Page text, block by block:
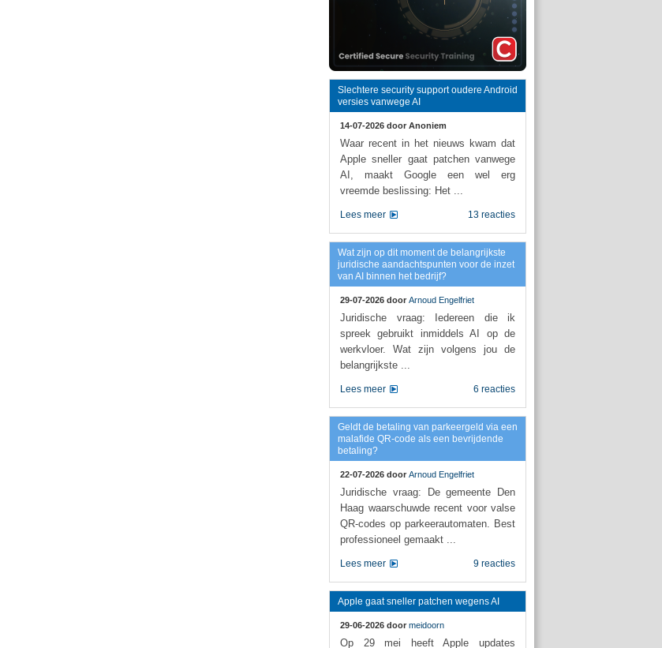
Slechtere security support oudere Android
versies vanwege AI
14-07-2026 door Anoniem
Waar recent in het nieuws kwam dat
Apple sneller gaat patchen vanwege
AI, maakt Google een wel erg
vreemde beslissing: Het ...
13 reacties
Lees meer
Wat zijn op dit moment de belangrijkste
juridische aandachtspunten voor de inzet
van AI binnen het bedrijf?
29-07-2026 door Arnoud Engelfriet
Juridische vraag: Iedereen die ik
spreek gebruikt inmiddels AI op de
werkvloer. Wat zijn volgens jou de
belangrijkste ...
6 reacties
Lees meer
Geldt de betaling van parkeergeld via een
malafide QR-code als een bevrijdende
betaling?
22-07-2026 door Arnoud Engelfriet
Juridische vraag: De gemeente Den
Haag waarschuwde recent voor valse
QR-codes op parkeerautomaten. Best
professioneel gemaakt ...
9 reacties
Lees meer
Apple gaat sneller patchen wegens AI
29-06-2026 door meidoorn
Op 29 mei heeft Apple updates